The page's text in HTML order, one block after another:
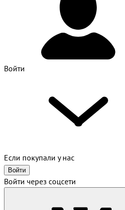
Войти
Если покупали у нас
Войти
Войти через соцсети